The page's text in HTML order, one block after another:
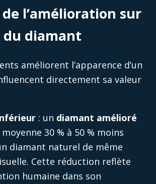
de l’amélioration sur
du diamant
améliorent l’apparence d’un
directement sa valeur
: un diamant amélioré
30 % à 50 % moins
diamant naturel de même
Cette réduction reflète
humaine dans son